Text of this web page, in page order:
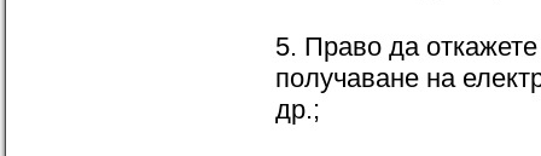
5. Право да
получаване на
др.;